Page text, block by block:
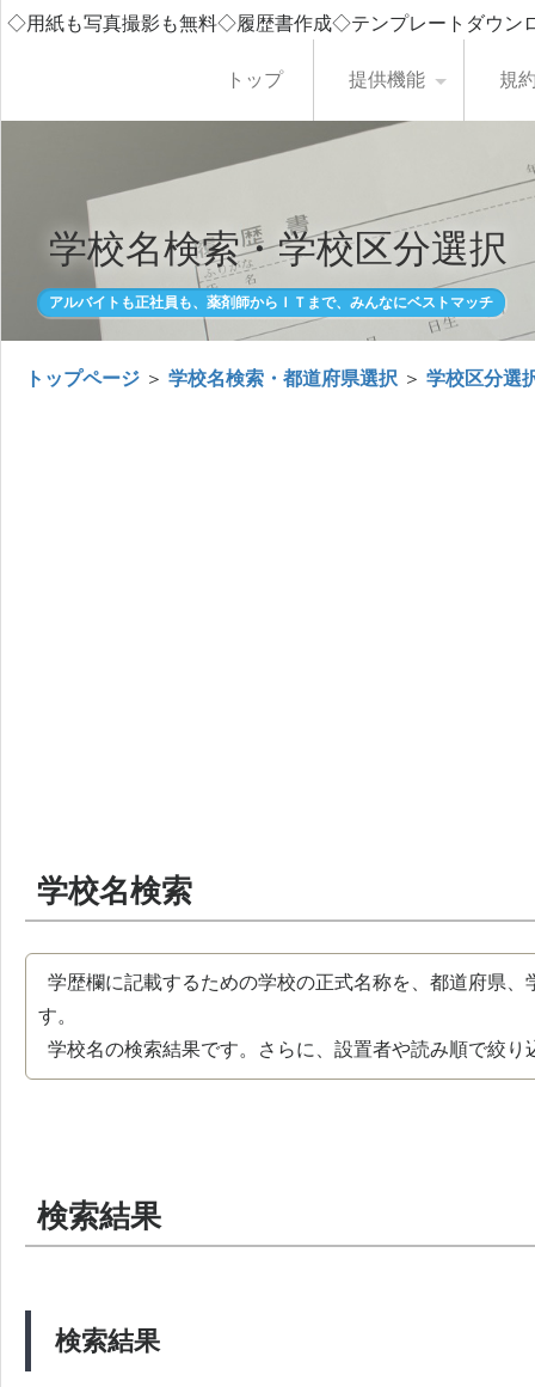
◇用紙も写真撮影も無料◇履歴書作成◇テンプレートダウ
トップ 提供機能 規
学校名検索・学校区分選択
アルバイトも正社員も、薬剤師からＩＴまで、みんなにベストマッチ
トップページ ＞ 学校名検索・都道府県選択 ＞ 学校区分選
学校名検索
学歴欄に記載するための学校の正式名称を、都道府県
す。
学校名の検索結果です。さらに、設置者や読み順で絞り
検索結果
検索結果